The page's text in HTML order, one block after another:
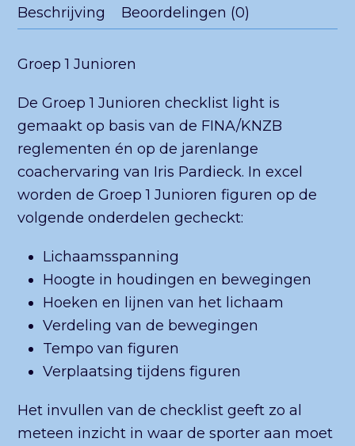
Beschrijving Beoordelingen (0)
Groep 1 Junioren
De Groep 1 Junioren checklist light is
gemaakt op basis van de FINA/KNZB
reglementen én op de jarenlange
coachervaring van Iris Pardieck. In excel
worden de Groep 1 Junioren figuren op de
volgende onderdelen gecheckt:
Lichaamsspanning
Hoogte in houdingen en bewegingen
Hoeken en lijnen van het lichaam
Verdeling van de bewegingen
Tempo van figuren
Verplaatsing tijdens figuren
Het invullen van de checklist geeft zo al
meteen inzicht in waar de sporter aan moet